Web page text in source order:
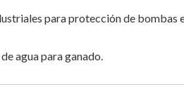
para protección de bombas
agua para ganado.